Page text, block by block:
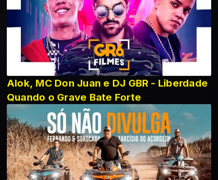
Alok, MC Don Juan e DJ GBR - Liberdade
Quando o Grave Bate Forte